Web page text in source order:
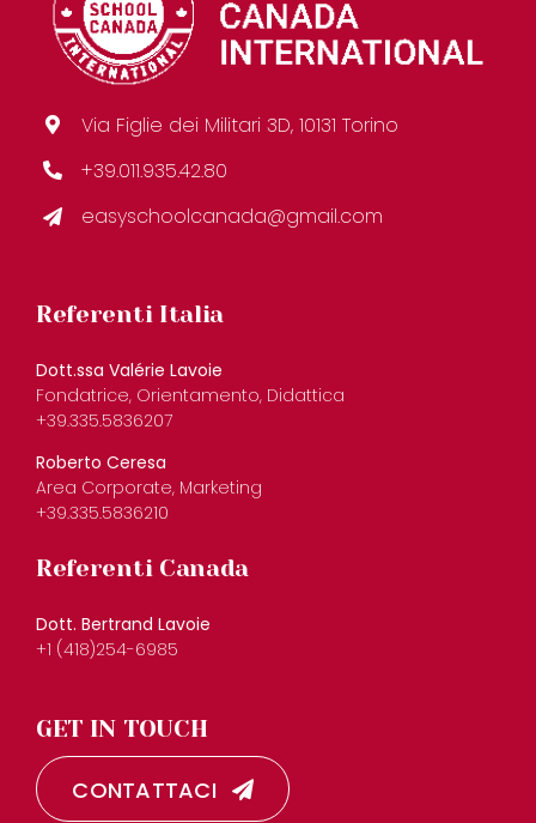
Via Figlie dei Militari 3D, 10131 Torino
+39.011.935.42.80
easyschoolcanada@gmail.com
Referenti Italia
Dott.ssa Valérie Lavoie
Fondatrice, Orientamento, Didattica
+39.335.5836207
Roberto Ceresa
Area Corporate, Marketing
+39.335.5836210
Referenti Canada
Dott. Bertrand Lavoie
+1 (418)254-6985
GET IN TOUCH
CONTATTACI